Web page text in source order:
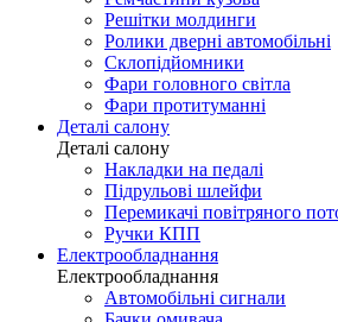
Решітки молдинги
Ролики дверні автомобільні
Склопідйомники
Фари головного світла
Фари протитуманні
Деталі салону
Деталі салону
Накладки на педалі
Підрульові шлейфи
Перемикачі повітряного
Ручки КПП
Електрообладнання
Електрообладнання
Автомобільні сигнали